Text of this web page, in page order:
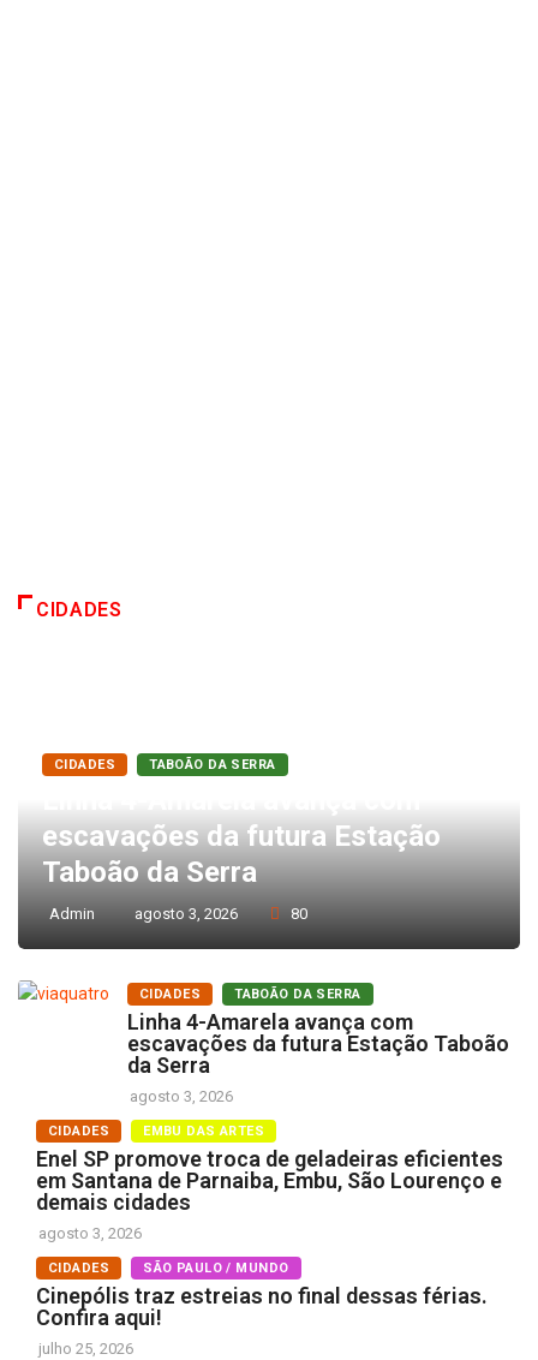
CIDADES
CIDADES TABOÃO DA SERRA
escavações da futura Estação
Taboão da Serra
Admin agosto 3, 2026 80
CIDADES TABOÃO DA SERRA
Linha 4-Amarela avança com
escavações da futura Estação Taboão
da Serra
agosto 3, 2026
CIDADES EMBU DAS ARTES
Enel SP promove troca de geladeiras eficientes
em Santana de Parnaiba, Embu, São Lourenço e
demais cidades
agosto 3, 2026
CIDADES SÃO PAULO / MUNDO
Cinepólis traz estreias no final dessas férias.
Confira aqui!
julho 25, 2026